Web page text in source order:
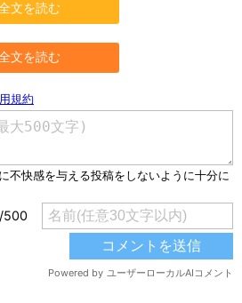
文を読む
文を読む